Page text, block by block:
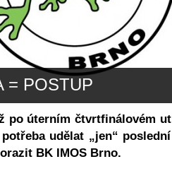
= POSTUP
po úterním čtvrtfinálovém
udělat „jen“
BK IMOS Brno.